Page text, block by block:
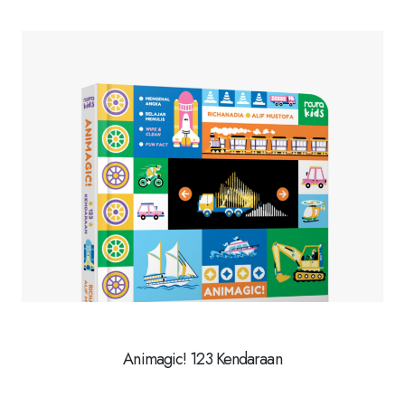
Animagic! 123 Kendaraan